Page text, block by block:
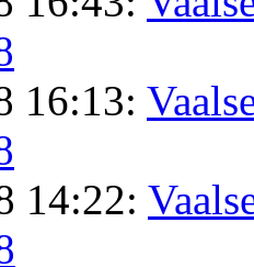
16:13:
14:22: